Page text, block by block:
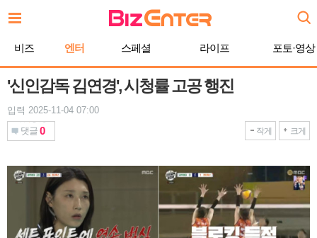
문
비즈 엔터 스페셜 라이프 포토·영상
'신인감독 김연경', 시청률 고공 행진
입력 2025-11-04 07:00
댓글 0 작게 크게